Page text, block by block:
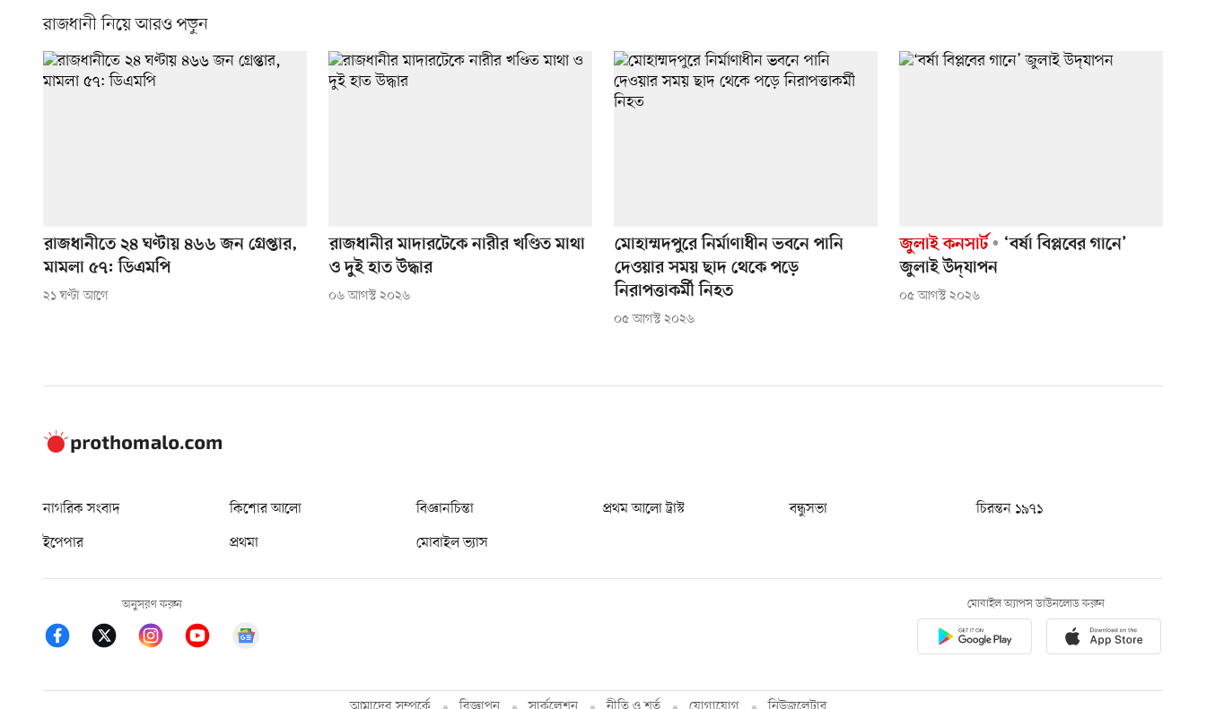
রাজধানী নিয়ে আরও পড়ুন
রাজধানীতে ২৪ ঘণ্টায় ৪৬৬ জন গ্রেপ্তার,
মামলা ৫৭: ডিএমপি
২১ ঘণ্টা আগে
রাজধানীর মাদারটেকে নারীর খণ্ডিত মাথা
ও দুই হাত উদ্ধার
০৬ আগস্ট ২০২৬
মোহাম্মদপুরে নির্মাণাধীন ভবনে পানি
দেওয়ার সময় ছাদ থেকে পড়ে
নিরাপত্তাকর্মী নিহত
০৫ আগস্ট ২০২৬
জুলাই কনসার্ট
‘বর্ষা বিপ্লবের গানে’
জুলাই উদ্‌যাপন
০৫ আগস্ট ২০২৬
নাগরিক সংবাদ কিশোর আলো বিজ্ঞানচিন্তা প্রথম আলো ট্রাস্ট বন্ধুসভা
চিরন্তন ১৯৭১
ইপেপার
প্রথমা মোবাইল ভ্যাস
অনুসরণ করুন মোবাইল অ্যাপস ডাউনলোড করুন